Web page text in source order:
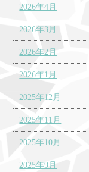
2026年4月
2026年3月
2026年2月
2026年1月
2025年12月
2025年11月
2025年10月
2025年9月